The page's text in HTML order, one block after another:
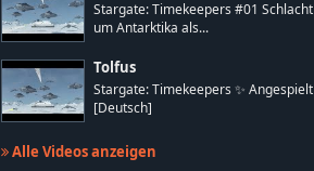
Stargate: Timekeepers #01 Schlacht
um Antarktika als...
Tolfus
Stargate: Timekeepers ✨ Angespielt
[Deutsch]
Alle Videos anzeigen